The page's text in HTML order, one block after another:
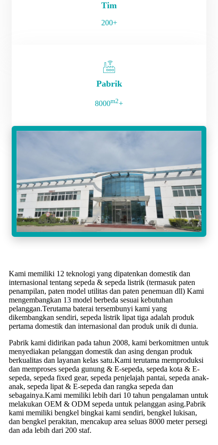
Tim
200+
Pabrik
8000m2+
Kami memiliki 12 teknologi yang dipatenkan domestik dan
internasional tentang sepeda & sepeda listrik (termasuk paten
penampilan, paten model utilitas dan paten penemuan dll) Kami
mengembangkan 13 model berbeda sesuai kebutuhan
pelanggan.Terutama baterai tersembunyi kami yang
dikembangkan sendiri, sepeda listrik lipat tiga adalah produk
pertama domestik dan internasional dan produk unik di dunia.
Pabrik kami didirikan pada tahun 2008, kami berkomitmen untuk
menyediakan pelanggan domestik dan asing dengan produk
berkualitas dan layanan kelas satu.Kami terutama memproduksi
dan memproses sepeda gunung & E-sepeda, sepeda kota & E-
sepeda, sepeda fixed gear, sepeda penjelajah pantai, sepeda anak-
anak, sepeda lipat & E-sepeda dan rangka sepeda dan
sebagainya.Kami memiliki lebih dari 10 tahun pengalaman untuk
melakukan OEM & ODM sepeda untuk pelanggan asing.Pabrik
kami memiliki bengkel bingkai kami sendiri, bengkel lukisan,
dan bengkel perakitan, mencakup area seluas 8000 meter persegi
dan ada lebih dari 200 staf.